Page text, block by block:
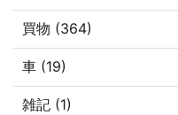
買物 (364)
車 (19)
雑記 (1)